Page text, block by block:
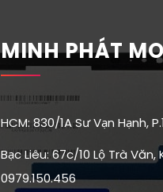
MINH PHÁT
HCM: 830/1A Sư Vạn Hạnh,
Bạc Liêu: 67c/10 Lộ Trà Văn,
0979.150.456